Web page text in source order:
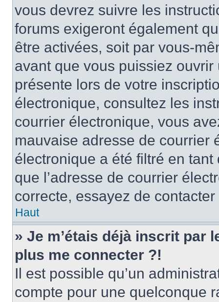
vous devrez suivre les
forums exigeront également
être activées, soit par vous-
avant que vous puissiez
présente lors de votre
électronique, consultez les
courrier électronique, vous
mauvaise adresse de courrier
électronique a été filtré en
que l’adresse de courrier
correcte, essayez de
Haut
» Je m’étais déjà inscrit par
plus me connecter ?!
Il est possible qu’un
compte pour une quelconque